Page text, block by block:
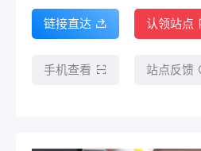
链接直达 认领站点
手机查看 站点反馈